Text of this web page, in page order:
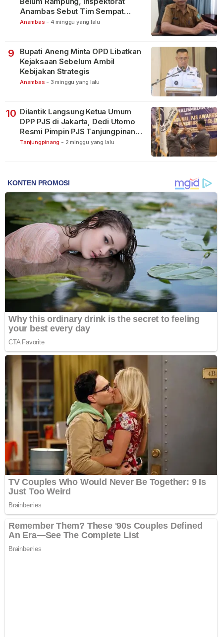
Anambas Sebut Tim Sempat
Terbagi Tangani Kasus Lain
Anambas - 4 minggu yang lalu
9
Bupati Aneng Minta OPD Libatkan
Kejaksaan Sebelum Ambil
Kebijakan Strategis
Anambas - 3 minggu yang lalu
10 Dilantik Langsung Ketua Umum
DPP PJS di Jakarta, Dedi Utomo
Resmi Pimpin PJS Tanjungpinang-
Bintan
Tanjungpinang - 2 minggu yang lalu